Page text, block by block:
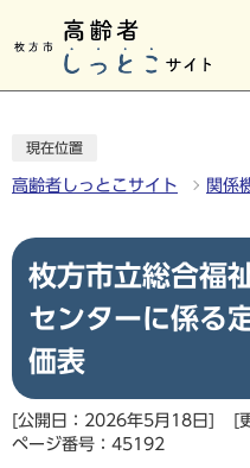
現在位置
高齢者しっとこサイト 関係
枚方市立総合福
センターに係る
価表
[公開日：2026年5月18日]
[
ページ番号：45192